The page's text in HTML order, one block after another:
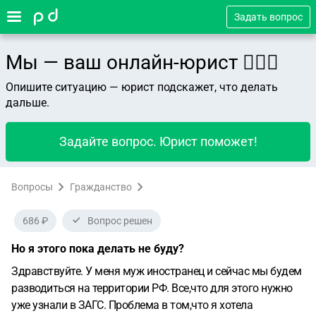
Задать вопрос
Мы — ваш онлайн-юрист 👨🏻‍⚖️
Опишите ситуацию — юрист подскажет, что делать
дальше.
Задайте вопрос. Юрист поможет!
Вопросы Гражданство
686 ₽ Вопрос решен
Но я этого пока делать не буду?
Здравствуйте. У меня муж иностранец и сейчас мы будем
разводиться на территории РФ. Все,что для этого нужно
уже узнали в ЗАГС. Проблема в том,что я хотела